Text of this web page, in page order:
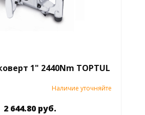
1" 2440Nm TOPTUL
Наличие уточняйте
2 644.80 руб.